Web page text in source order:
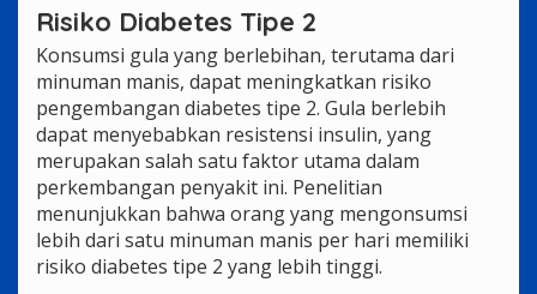
Risiko Diabetes Tipe 2
Konsumsi gula yang berlebihan, terutama dari
minuman manis, dapat meningkatkan risiko
pengembangan diabetes tipe 2. Gula berlebih
dapat menyebabkan resistensi insulin, yang
merupakan salah satu faktor utama dalam
perkembangan penyakit ini. Penelitian
menunjukkan bahwa orang yang mengonsumsi
lebih dari satu minuman manis per hari memiliki
risiko diabetes tipe 2 yang lebih tinggi.